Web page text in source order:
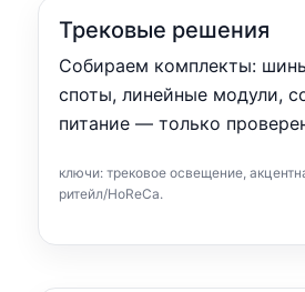
Трековые решения
Собираем комплекты:
споты, линейные модули,
питание — только
ключи: трековое освещение,
ритейл/HoReCa.